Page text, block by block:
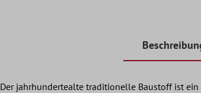
Der jahrhundertealte traditionelle Baustoff ist ein